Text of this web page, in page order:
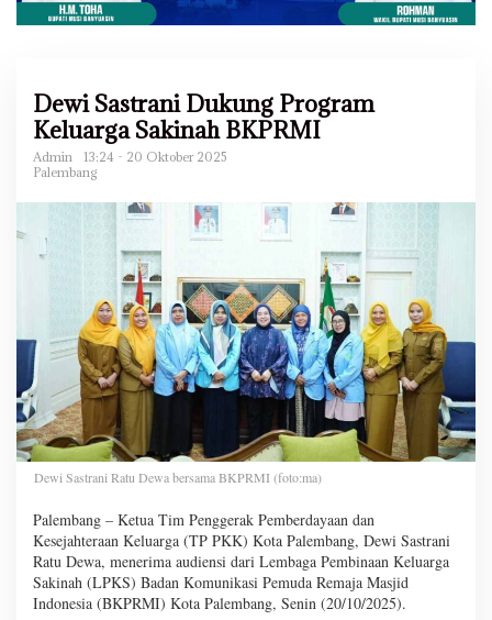
Dewi Sastrani Dukung Program
Keluarga Sakinah BKPRMI
Admin
13:24 - 20 Oktober 2025
Palembang
Dewi Sastrani Ratu Dewa bersama BKPRMI (foto:ma)
Palembang – Ketua Tim Penggerak Pemberdayaan dan
Kesejahteraan Keluarga (TP PKK) Kota Palembang, Dewi Sastrani
Ratu Dewa, menerima audiensi dari Lembaga Pembinaan Keluarga
Sakinah (LPKS) Badan Komunikasi Pemuda Remaja Masjid
Indonesia (BKPRMI) Kota Palembang, Senin (20/10/2025).